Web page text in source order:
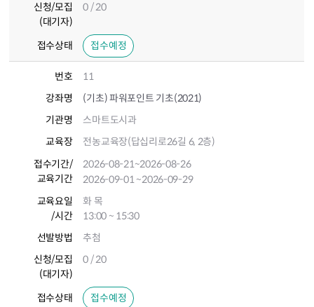
신청/모집
(대기자)
0 / 20
접수상태 접수예정
번호
11
강좌명
(기초) 파워포인트 기초(2021)
기관명
스마트도시과
교육장
전농교육장(답십리로26길 6, 2층)
접수기간/
교육기간
2026-08-21~2026-08-26
2026-09-01~2026-09-29
교육요일
/시간
화 목
13:00 ~ 15:30
선발방법
추첨
신청/모집
(대기자)
0 / 20
접수상태 접수예정